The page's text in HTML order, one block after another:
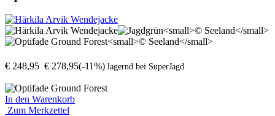
€ 248,95 € 278,95(-11%) lagernd bei SuperJagd
In den Warenkorb
Zum Merkzettel